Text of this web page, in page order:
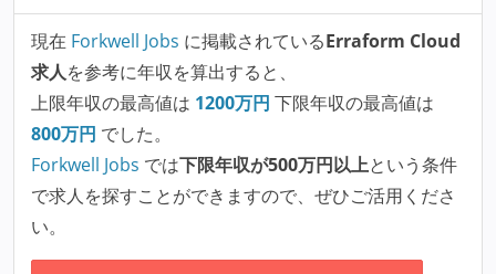
現在 Forkwell Jobs に掲載されているErraform Cloud
求人を参考に年収を算出すると、
上限年収の最高値は 1200万円 下限年収の最高値は
800万円 でした。
Forkwell Jobs では下限年収が500万円以上という条件
で求人を探すことができますので、ぜひご活用くださ
い。